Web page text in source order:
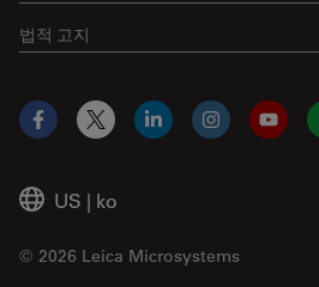
법적 고지
US | ko
© 2026 Leica Microsystems
Facebook
X LinkedInInstagram